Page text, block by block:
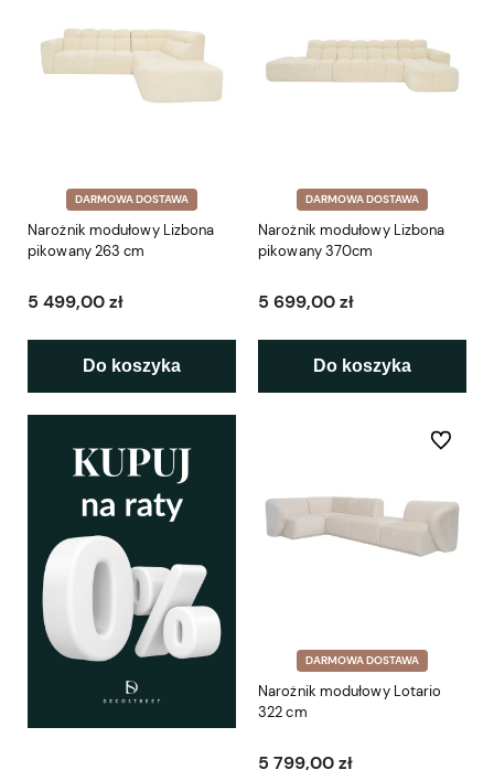
DARMOWA DOSTAWA
Narożnik modułowy Lizbona
pikowany 263 cm
5 499,00 zł
Do koszyka
DARMOWA DOSTAWA
Narożnik modułowy Lizbona
pikowany 370cm
5 699,00 zł
Do koszyka
DARMOWA DOSTAWA
Narożnik modułowy Lotario
322 cm
5 799,00 zł
Do